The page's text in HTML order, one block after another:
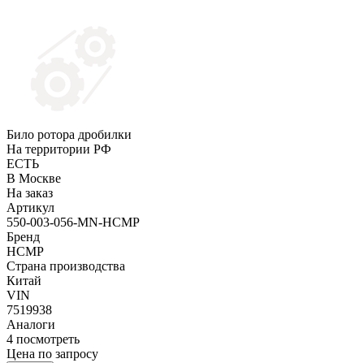
Било ротора дробилки
На территории РФ
ЕСТЬ
В Москве
На заказ
Артикул
550-003-056-MN-HCMP
Бренд
HCMP
Страна производства
Китай
VIN
7519938
Аналоги
4 посмотреть
Цена по запросу